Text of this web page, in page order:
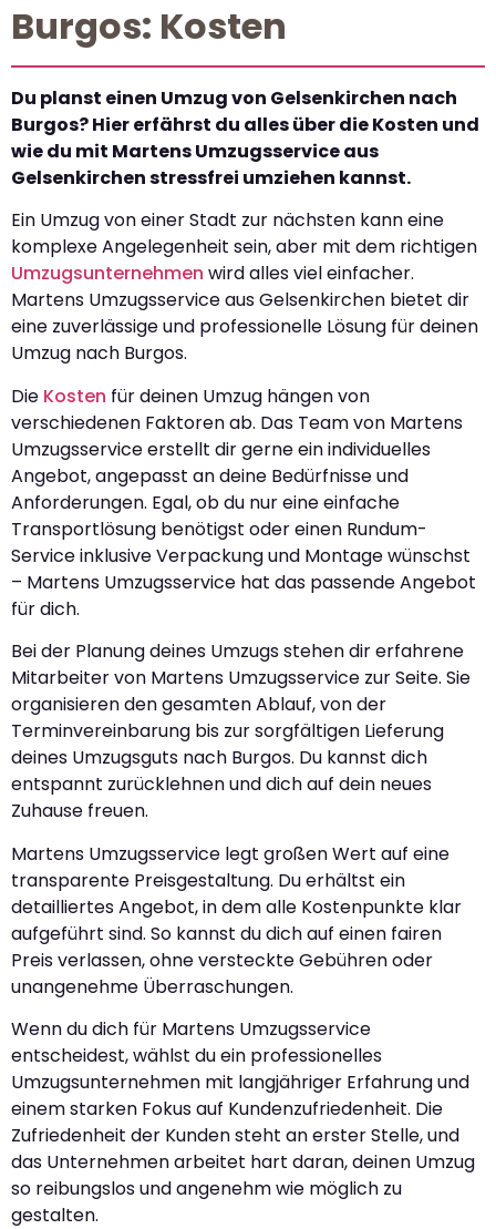
Burgos: Kosten
Du planst einen Umzug von Gelsenkirchen nach
Burgos? Hier erfährst du alles über die Kosten und
wie du mit Martens Umzugsservice aus
Gelsenkirchen stressfrei umziehen kannst.
Ein Umzug von einer Stadt zur nächsten kann eine
komplexe Angelegenheit sein, aber mit dem richtigen
Umzugsunternehmen wird alles viel einfacher.
Martens Umzugsservice aus Gelsenkirchen bietet dir
eine zuverlässige und professionelle Lösung für deinen
Umzug nach Burgos.
Die Kosten für deinen Umzug hängen von
verschiedenen Faktoren ab. Das Team von Martens
Umzugsservice erstellt dir gerne ein individuelles
Angebot, angepasst an deine Bedürfnisse und
Anforderungen. Egal, ob du nur eine einfache
Transportlösung benötigst oder einen Rundum-
Service inklusive Verpackung und Montage wünschst
– Martens Umzugsservice hat das passende Angebot
für dich.
Bei der Planung deines Umzugs stehen dir erfahrene
Mitarbeiter von Martens Umzugsservice zur Seite. Sie
organisieren den gesamten Ablauf, von der
Terminvereinbarung bis zur sorgfältigen Lieferung
deines Umzugsguts nach Burgos. Du kannst dich
entspannt zurücklehnen und dich auf dein neues
Zuhause freuen.
Martens Umzugsservice legt großen Wert auf eine
transparente Preisgestaltung. Du erhältst ein
detailliertes Angebot, in dem alle Kostenpunkte klar
aufgeführt sind. So kannst du dich auf einen fairen
Preis verlassen, ohne versteckte Gebühren oder
unangenehme Überraschungen.
Wenn du dich für Martens Umzugsservice
entscheidest, wählst du ein professionelles
Umzugsunternehmen mit langjähriger Erfahrung und
einem starken Fokus auf Kundenzufriedenheit. Die
Zufriedenheit der Kunden steht an erster Stelle, und
das Unternehmen arbeitet hart daran, deinen Umzug
so reibungslos und angenehm wie möglich zu
gestalten.